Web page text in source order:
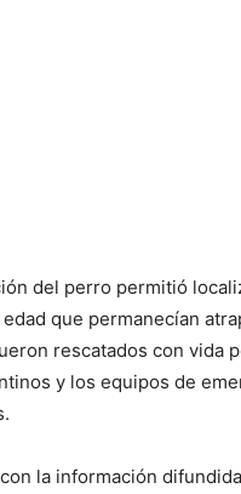
del perro permitió
que permanecían
rescatados con vida
y los equipos de
la información